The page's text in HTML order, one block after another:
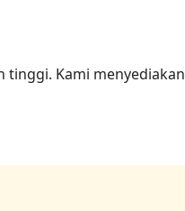
tinggi. Kami menyediakan